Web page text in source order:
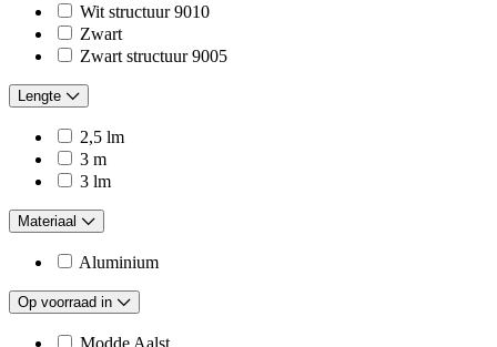
Wit structuur 9010
Zwart
Zwart structuur 9005
Lengte
2,5 lm
3 m
3 lm
Materiaal
Aluminium
Op voorraad in
Modde Aalst